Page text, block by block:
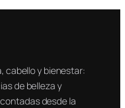
cabello y bienestar:
de belleza y
desde la